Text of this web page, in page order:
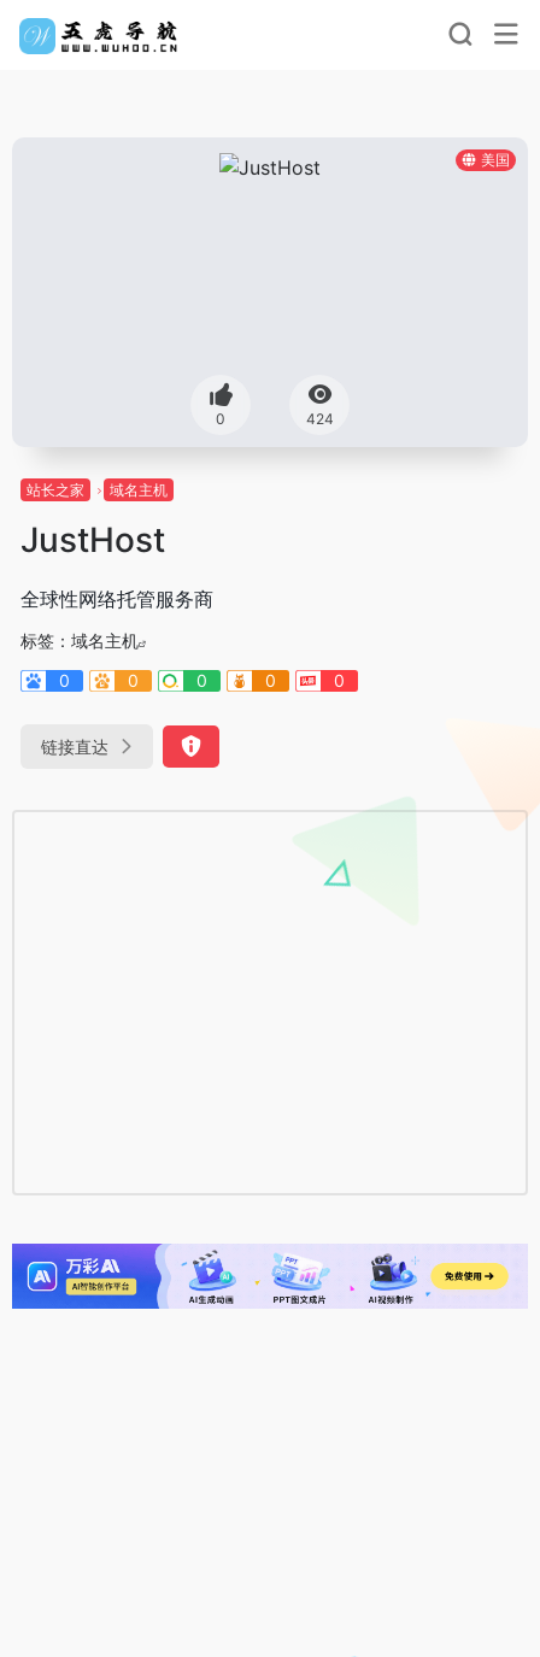
美国
0 424
站长之家 域名主机
JustHost
全球性网络托管服务商
标签： 域名主机
0
0 0 0 0
链接直达